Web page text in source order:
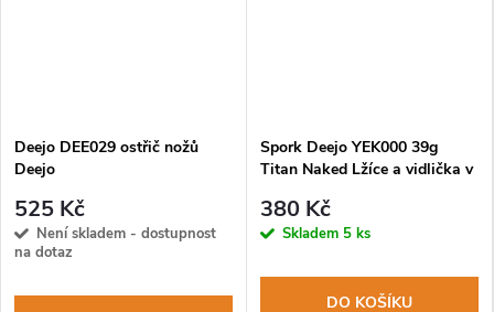
Deejo DEE029 ostřič nožů
Deejo
525 Kč
Není skladem - dostupnost
na dotaz
Spork Deejo YEK000 39g
Titan Naked Lžíce a vidlička v
380 Kč
Skladem 5 ks
DO KOŠÍKU